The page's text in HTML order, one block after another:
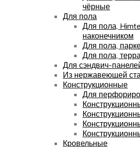
чёрные
Для пола
Для пола,
наконечником
Для пола,
Для пола,
Для сэндвич-
Из нержавеющей
Конструкционные
Для
Кровельные